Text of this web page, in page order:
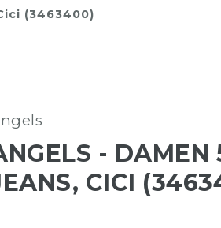
(3463400)
- DAMEN
CICI